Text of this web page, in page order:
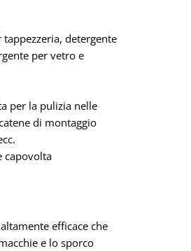
detergente
per vetro e
per la pulizia nelle
di montaggio
capovolta
efficace che
e lo sporco